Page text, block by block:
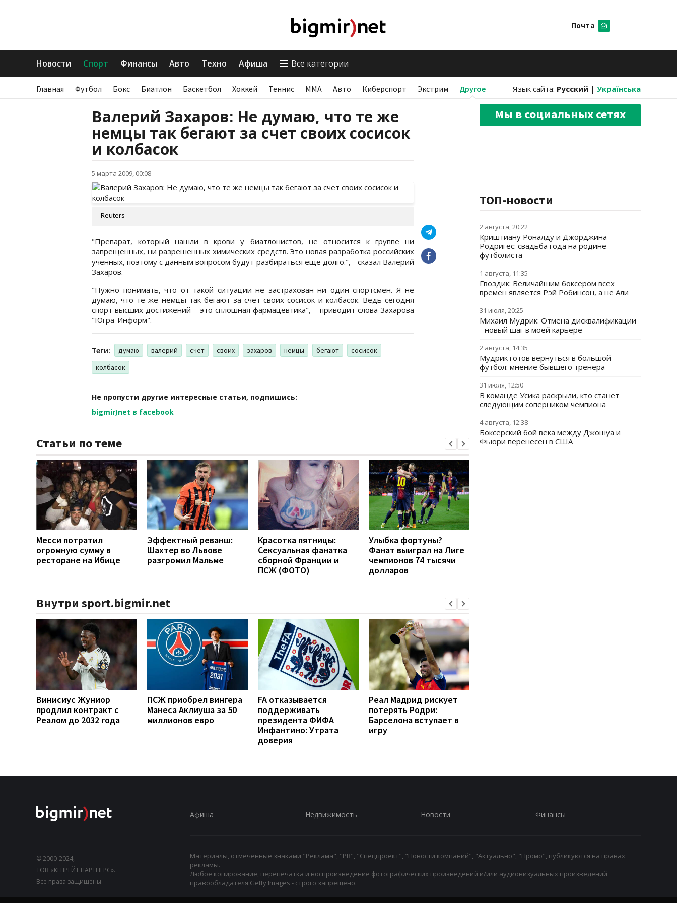
Почта
Новости Спорт Финансы Авто Техно Афиша Все категории
Главная Футбол Бокс Биатлон Баскетбол Хоккей Теннис ММА Авто Киберспорт Экстрим Другое Язык сайта: Русский | Українська
Валерий Захаров: Не думаю, что те же
немцы так бегают за счет своих сосисок
и колбасок
5 марта 2009, 00:08
Reuters
"Препарат, который нашли в крови у биатлонистов, не относится к группе ни
запрещенных, ни разрешенных химических средств. Это новая разработка российских
ученных, поэтому с данным вопросом будут разбираться еще долго.", - сказал Валерий
Захаров.
"Нужно понимать, что от такой ситуации не застрахован ни один спортсмен. Я не
думаю, что те же немцы так бегают за счет своих сосисок и колбасок. Ведь сегодня
спорт высших достижений – это сплошная фармацевтика", – приводит слова Захарова
"Югра-Информ".
Теги: думаю валерий счет своих захаров немцы бегают
сосисок
колбасок
Не пропусти другие интересные статьи, подпишись:
bigmir)net в facebook
Статьи по теме
Месси потратил
огромную сумму в
ресторане на Ибице
Эффектный реванш:
Шахтер во Львове
разгромил Мальме
Красотка пятницы:
Сексуальная фанатка
сборной Франции и
ПСЖ (ФОТО)
Улыбка фортуны?
Фанат выиграл на Лиге
чемпионов 74 тысячи
долларов
Внутри sport.bigmir.net
Винисиус Жуниор
продлил контракт с
Реалом до 2032 года
ПСЖ приобрел вингера
Манеса Аклиуша за 50
миллионов евро
FA отказывается
поддерживать
президента ФИФА
Инфантино: Утрата
доверия
Реал Мадрид рискует
потерять Родри:
Барселона вступает в
игру
Мы в социальных сетях
ТОП-новости
2 августа, 20:22
Криштиану Роналду и Джорджина
Родригес: свадьба года на родине
футболиста
1 августа, 11:35
Гвоздик: Величайшим боксером всех
времен является Рэй Робинсон, а не Али
31 июля, 20:25
Михаил Мудрик: Отмена дисквалификации
- новый шаг в моей карьере
2 августа, 14:35
Мудрик готов вернуться в большой
футбол: мнение бывшего тренера
31 июля, 12:50
В команде Усика раскрыли, кто станет
следующим соперником чемпиона
4 августа, 12:38
Боксерский бой века между Джошуа и
Фьюри перенесен в США
© 2000-2024,
ТОВ «КЕПРЕЙТ ПАРТНЕРС».
Все права защищены.
Афиша Недвижимость Новости Финансы
Материалы, отмеченные знаками "Реклама", "PR", "Спецпроект", "Новости компаний", "Актуально", "Промо", публикуются на правах
рекламы.
Любое копирование, перепечатка и воспроизведение фотографических произведений и/или аудиовизуальных произведений
правообладателя Getty Images - строго запрещено.